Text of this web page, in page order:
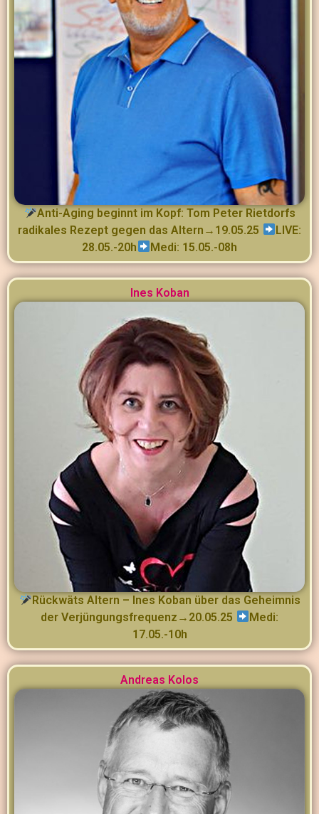
Anti-Aging beginnt im Kopf: Tom Peter Rietdorfs
radikales Rezept gegen das Altern→19.05.25
LIVE:
28.05.-20h
Medi: 15.05.-08h
Ines Koban
Rückwäts Altern – Ines Koban über das Geheimnis
der Verjüngungsfrequenz→20.05.25
Medi:
17.05.-10h
Andreas Kolos